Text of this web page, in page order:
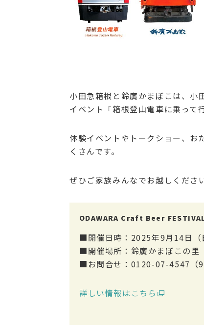
小田急箱根と鈴廣かまぼこは、小
イベント「箱根登山電車に乗って
体験イベントやトークショー、お
くさんです。
ぜひご家族みんなでお越しくださ
ODAWARA Craft Beer
■開催日時：2025年9月14日（
■開催場所：鈴廣かまぼこの
■お問合せ：0120-07-4547（
詳しい情報はこちら